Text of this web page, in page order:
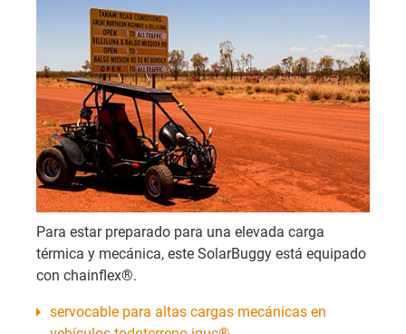
Para estar preparado para una elevada carga
térmica y mecánica, este SolarBuggy está equipado
con chainflex®.
servocable para altas cargas mecánicas en